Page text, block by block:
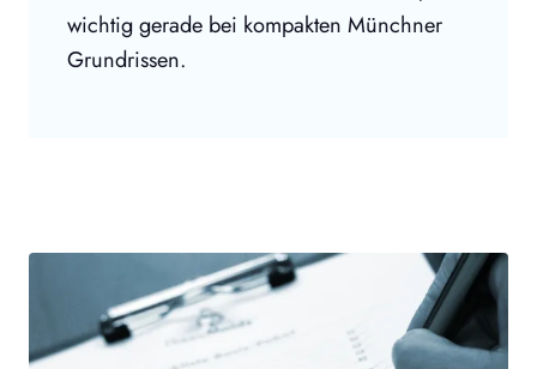
wichtig gerade bei kompakten Münchner
Grundrissen.